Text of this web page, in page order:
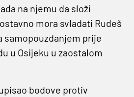
na njemu da složi
mora svladati Rudeš
samopouzdanjem prije
u Osijeku u zaostalom
bodove protiv